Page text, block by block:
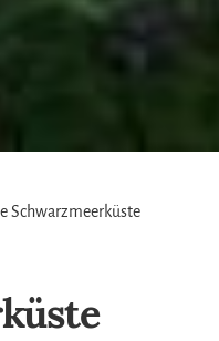
Schwarzmeerküste